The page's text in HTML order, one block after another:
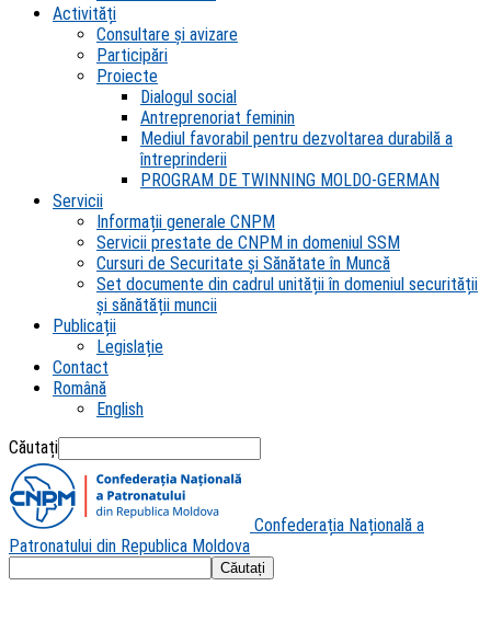
Activități
Consultare și avizare
Participări
Proiecte
Dialogul social
Antreprenoriat feminin
Mediul favorabil pentru dezvoltarea durabilă a
întreprinderii
PROGRAM DE TWINNING MOLDO-GERMAN
Servicii
Informații generale CNPM
Servicii prestate de CNPM in domeniul SSM
Cursuri de Securitate și Sănătate în Muncă
Set documente din cadrul unității în domeniul securității
și sănătății muncii
Publicații
Legislație
Contact
Română
English
Căutați
Confederația Națională a
Patronatului din Republica Moldova